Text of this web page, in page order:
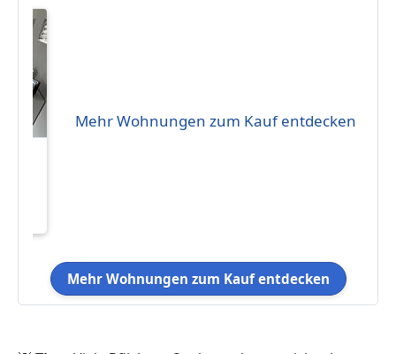
Mehr Wohnungen zum Kauf entdecken
Mehr Wohnungen zum Kauf entdecken